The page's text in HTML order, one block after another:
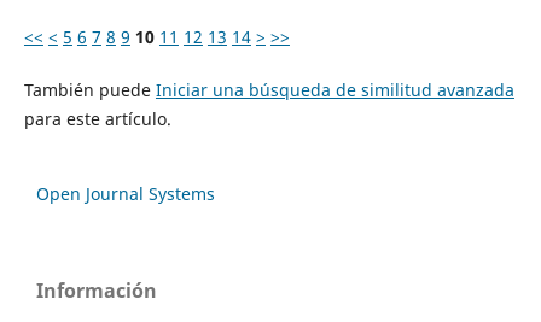
<< < 5 6 7 8 9 10 11 12 13 14 > >>
También puede Iniciar una búsqueda de similitud avanzada
para este artículo.
Open Journal Systems
Información